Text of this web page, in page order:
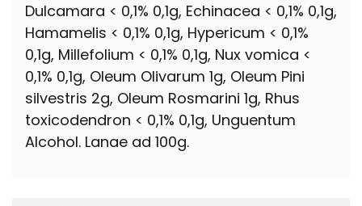
Dulcamara < 0,1% 0,1g, Echinacea < 0,1% 0,1g,
Hamamelis < 0,1% 0,1g, Hypericum < 0,1%
0,1g, Millefolium < 0,1% 0,1g, Nux vomica <
0,1% 0,1g, Oleum Olivarum 1g, Oleum Pini
silvestris 2g, Oleum Rosmarini 1g, Rhus
toxicodendron < 0,1% 0,1g, Unguentum
Alcohol. Lanae ad 100g.